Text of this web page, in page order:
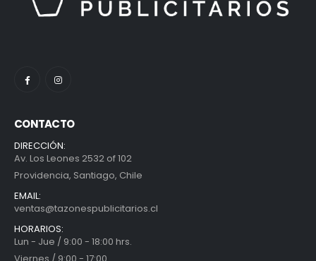
CONTACTO
DIRECCIÓN:
Av. Los Leones 2532 of 102
Providencia, Santiago, Chile
EMAIL:
ventas@tazonespublicitarios.cl
HORARIOS:
Lun - Jue / 9:00 - 18:00 hrs.